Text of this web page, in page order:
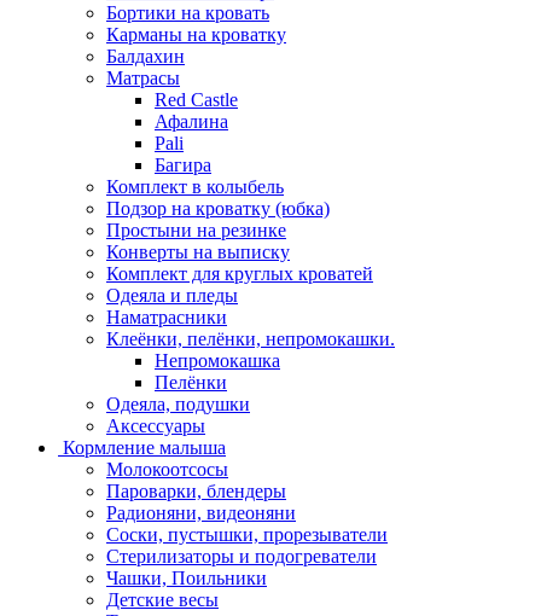
Бортики на кровать
Карманы на кроватку
Балдахин
Матрасы
Red Castle
Афалина
Pali
Багира
Комплект в колыбель
Подзор на кроватку (юбка)
Простыни на резинке
Конверты на выписку
Комплект для круглых кроватей
Одеяла и пледы
Наматрасники
Клеёнки, пелёнки, непромокашки.
Непромокашка
Пелёнки
Одеяла, подушки
Аксессуары
Кормление малыша
Молокоотсосы
Пароварки, блендеры
Радионяни, видеоняни
Соски, пустышки, прорезыватели
Стерилизаторы и подогреватели
Чашки, Поильники
Детские весы